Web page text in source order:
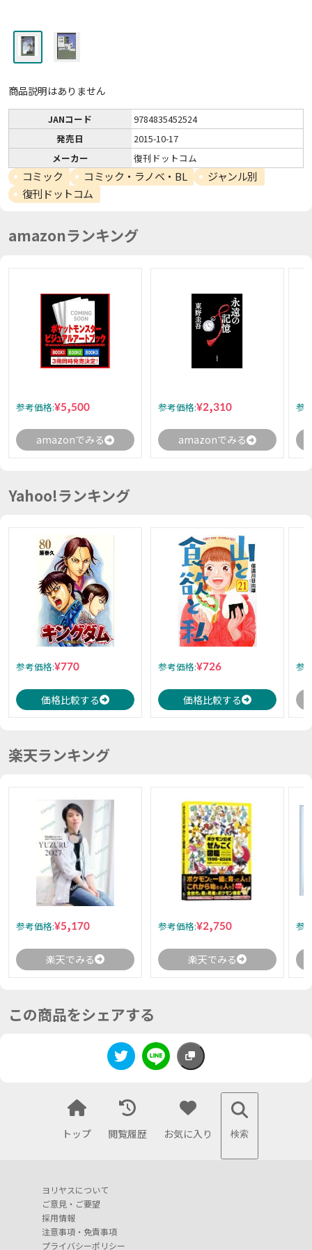
商品説明はありません
JANコード
9784835452524
発売日
2015-10-17
メーカー
復刊ドットコム
コミック コミック・ラノベ・BL
ジャンル別
復刊ドットコム
amazonランキング
参考価格:¥5,500
amazonでみる
参考価格:¥2,310
amazonでみる
参
Yahoo!ランキング
参考価格:¥770
価格比較する
参考価格:¥726
価格比較する
参
楽天ランキング
参考価格:¥5,170
楽天でみる
参考価格:¥2,750
楽天でみる
参
この商品をシェアする
トップ 閲覧履歴 お気に入り 検索
ヨリヤスについて
ご意見・ご要望
採用情報
注意事項・免責事項
プライバシーポリシー